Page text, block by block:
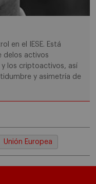
en el IESE. Está
delos activos
los criptoactivos, así
y asimetría de
Unión Europea